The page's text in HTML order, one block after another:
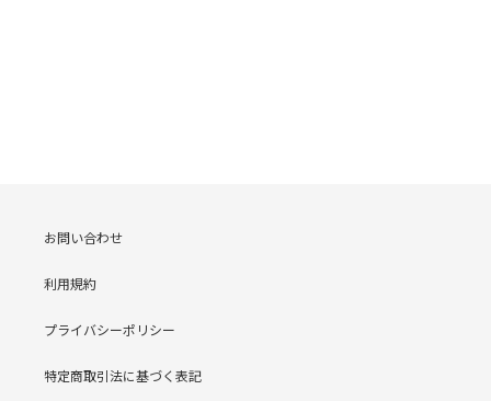
お問い合わせ
利用規約
プライバシーポリシー
特定商取引法に基づく表記